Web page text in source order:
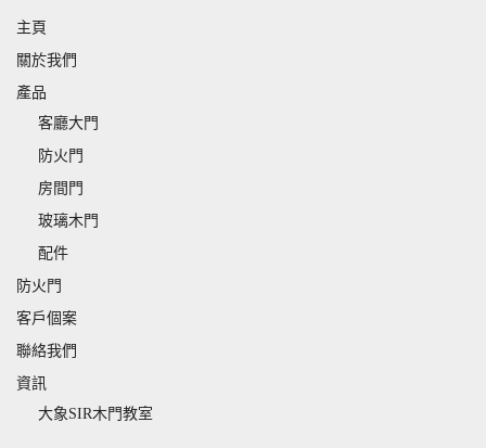
主頁
關於我們
產品
客廳大門
防火門
房間門
玻璃木門
配件
防火門
客戶個案
聯絡我們
資訊
大象SIR木門教室